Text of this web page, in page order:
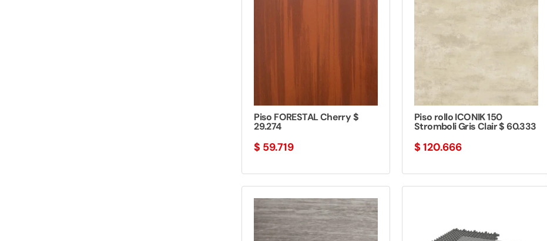
Piso FORESTAL Cherry $
29.274
$ 59.719
Piso rollo ICONIK 150
Stromboli Gris Clair $ 60.333
$ 120.666